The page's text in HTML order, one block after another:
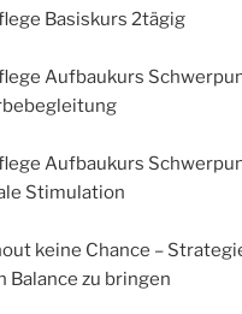
Basiskurs 2tägig
Aufbaukurs
Aufbaukurs
Stimulation
keine Chance –
Balance zu bringen